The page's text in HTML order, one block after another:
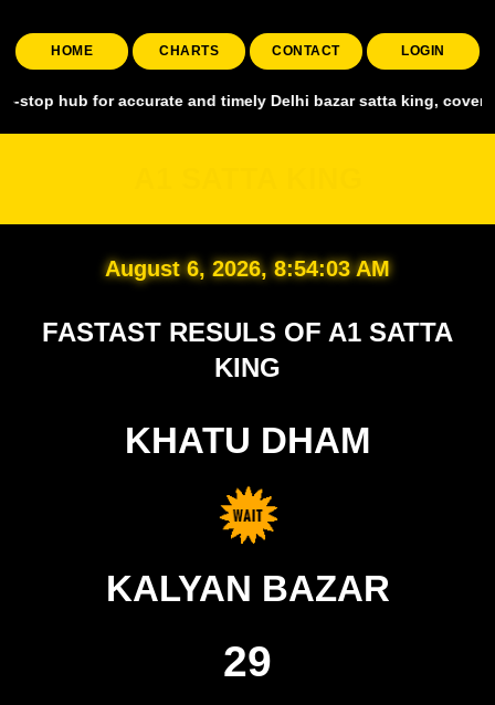
HOME CHARTS CONTACT LOGIN
for accurate and timely Delhi bazar satta king, covering all
August 6, 2026, 8:54:04 AM
FASTAST RESULS OF A1 SATTA
KING
KHATU DHAM
KALYAN BAZAR
29